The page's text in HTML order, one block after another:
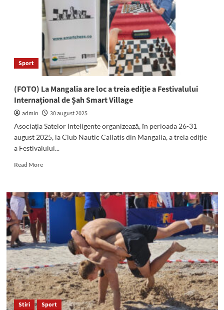
Jupiter:
Sute
înotători
toate
vârstele
își
testa
abilitățile
sportive
Sport
(FOTO) La Mangalia are loc a treia ediție a Festivalului
Internațional de Șah Smart Village
admin
30 august 2025
Asociația Satelor Inteligente organizează, în perioada 26-31
august 2025, la Club Nautic Callatis din Mangalia, a treia ediție
a Festivalului...
Read MoreRead
(FOTO)
La
Mangalia
are
loc
a
treia
ediție
a
Festivalului
Internațional
de
Șah
Stiri Sport